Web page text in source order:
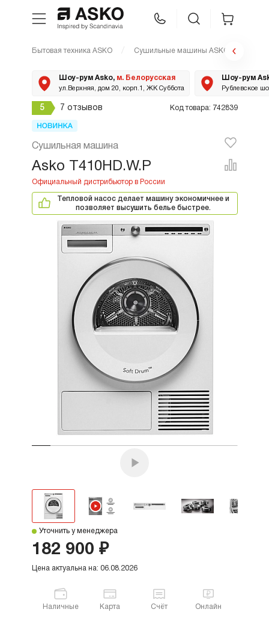
Техника для кухни
Asko Professional
Аксессуары
Шоу-рум
Бытовая техника ASKO Сушильные машины ASKO
Шоу-рум Asko, м. Белорусская
ул.Верхняя, дом 20, корп.1, ЖК Суббота
Шоу-рум
Рублевское
5 7 отзывов Код товара: 742839
Сушильная машина
Asko T410HD.W.P
Тепловой насос делает машину экономичнее и
позволяет высушить белье быстрее.
Уточнить у менеджера
Цена актуальна на: 06.08.2026
182 900 ₽
Наличные Карта Счёт Онлайн